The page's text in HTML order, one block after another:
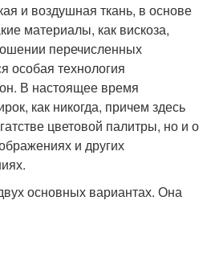
и воздушная ткань, в основе
материалы, как вискоза,
перечисленных
особая технология
В настоящее время
как никогда, причем здесь
цветовой палитры, но и о
и других
основных вариантах. Она